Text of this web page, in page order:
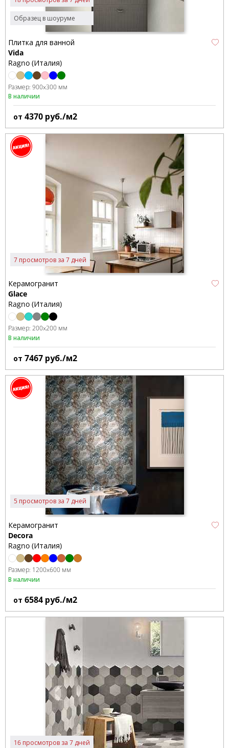
Образец в шоуруме
Плитка для ванной
Vida
Ragno (Италия)
Размер: 900x300 мм
В наличии
от 4370 руб./м2
7 просмотров за 7 дней
Керамогранит
Glace
Ragno (Италия)
Размер: 200x200 мм
В наличии
от 7467 руб./м2
5 просмотров за 7 дней
Керамогранит
Decora
Ragno (Италия)
Размер: 1200x600 мм
В наличии
от 6584 руб./м2
16 просмотров за 7 дней